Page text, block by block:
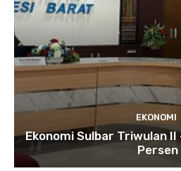
EKONOMI
Ekonomi Sulbar Triwulan
Persen